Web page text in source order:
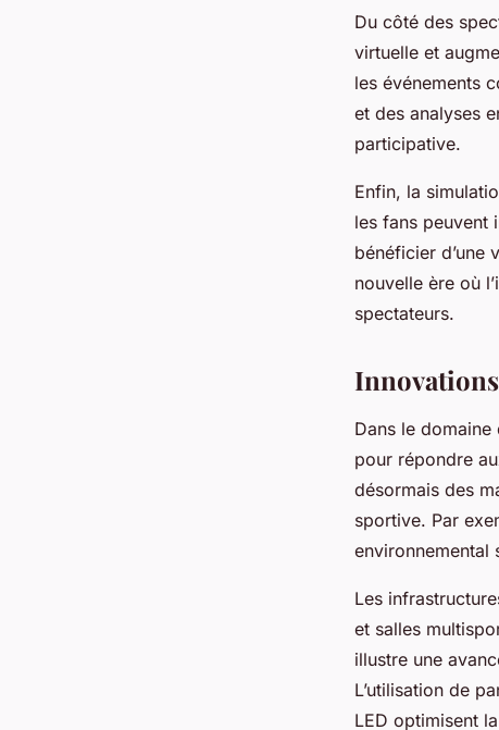
Du côté des
virtuelle et
les événements
et des analyses
participative.
Enfin, la
les fans peuvent
bénéficier d’une
nouvelle ère où
spectateurs.
Dans le domaine
pour répondre
désormais des
sportive. Par
environnemental
Les
et salles
illustre une
L’utilisation de
LED optimisent